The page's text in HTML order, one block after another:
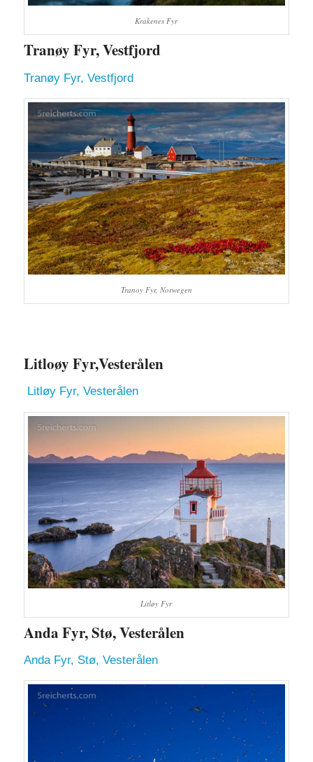
Krakenes Fyr
Tranøy Fyr, Vestfjord
Tranøy Fyr, Vestfjord
Tranoy Fyr, Norwegen
Litloøy Fyr,Vesterålen
Litløy Fyr, Vesterålen
Litløy Fyr
Anda Fyr, Stø, Vesterålen
Anda Fyr, Stø, Vesterålen